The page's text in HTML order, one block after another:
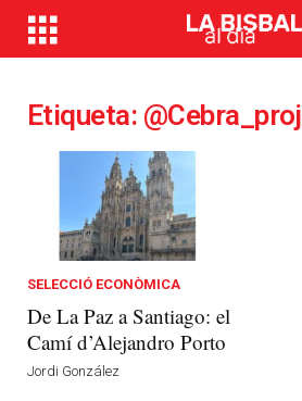
Etiqueta:
SELECCIÓ ECONÒMICA
De La Paz a Santiago: el
Camí d’Alejandro Porto
Jordi González